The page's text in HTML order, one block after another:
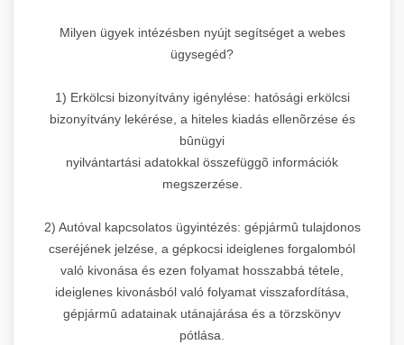
Milyen ügyek intézésben nyújt segítséget a webes
ügysegéd?
1) Erkölcsi bizonyítvány igénylése: hatósági erkölcsi
bizonyítvány lekérése, a hiteles kiadás ellenõrzése és
bûnügyi
nyilvántartási adatokkal összefüggõ információk
megszerzése.
2) Autóval kapcsolatos ügyintézés: gépjármû tulajdonos
cseréjének jelzése, a gépkocsi ideiglenes forgalomból
való kivonása és ezen folyamat hosszabbá tétele,
ideiglenes kivonásból való folyamat visszafordítása,
gépjármû adatainak utánajárása és a törzskönyv
pótlása.